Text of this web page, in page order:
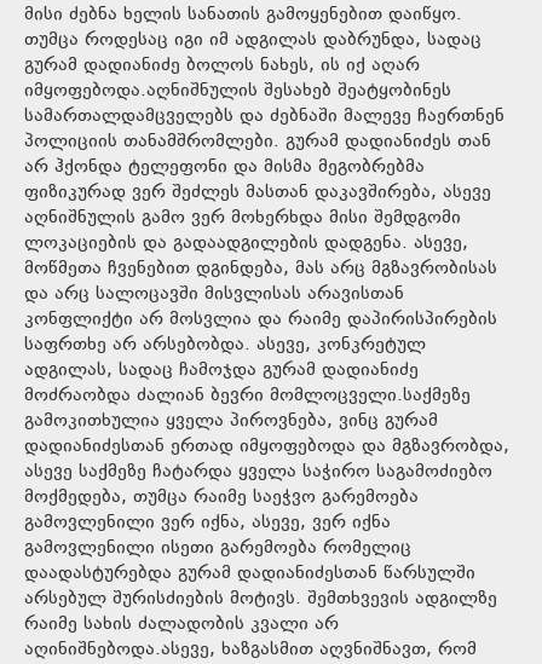
მისი ძებნა ხელის სანათის გამოყენებით დაიწყო.
თუმცა როდესაც იგი იმ ადგილას დაბრუნდა, სადაც
გურამ დადიანიძე ბოლოს ნახეს, ის იქ აღარ
იმყოფებოდა.აღნიშნულის შესახებ შეატყობინეს
სამართალდამცველებს და ძებნაში მალევე ჩაერთნენ
პოლიციის თანამშრომლები. გურამ დადიანიძეს თან
არ ჰქონდა ტელეფონი და მისმა მეგობრებმა
ფიზიკურად ვერ შეძლეს მასთან დაკავშირება, ასევე
აღნიშნულის გამო ვერ მოხერხდა მისი შემდგომი
ლოკაციების და გადაადგილების დადგენა. ასევე,
მოწმეთა ჩვენებით დგინდება, მას არც მგზავრობისას
და არც სალოცავში მისვლისას არავისთან
კონფლიქტი არ მოსვლია და რაიმე დაპირისპირების
საფრთხე არ არსებობდა. ასევე, კონკრეტულ
ადგილას, სადაც ჩამოჯდა გურამ დადიანიძე
მოძრაობდა ძალიან ბევრი მომლოცველი.საქმეზე
გამოკითხულია ყველა პიროვნება, ვინც გურამ
დადიანიძესთან ერთად იმყოფებოდა და მგზავრობდა,
ასევე საქმეზე ჩატარდა ყველა საჭირო საგამოძიებო
მოქმედება, თუმცა რაიმე საეჭვო გარემოება
გამოვლენილი ვერ იქნა, ასევე, ვერ იქნა
გამოვლენილი ისეთი გარემოება რომელიც
დაადასტურებდა გურამ დადიანიძესთან წარსულში
არსებულ შურისძიების მოტივს. შემთხვევის ადგილზე
რაიმე სახის ძალადობის კვალი არ
აღინიშნებოდა.ასევე, ხაზგასმით აღვნიშნავთ, რომ